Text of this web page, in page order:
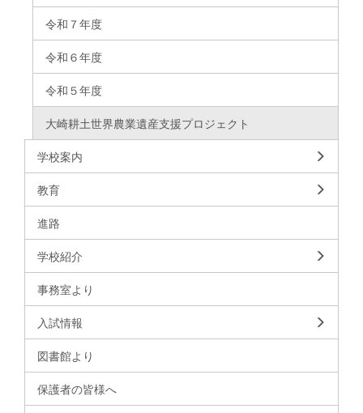
令和７年度
令和６年度
令和５年度
大崎耕土世界農業遺産支援プロジェクト
学校案内
教育
進路
学校紹介
事務室より
入試情報
図書館より
保護者の皆様へ